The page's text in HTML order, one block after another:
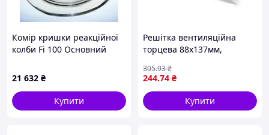
Комір кришки реакційної
колби Fi 100 Основний
-19/26,14/23 Розмір 142
21 632 ₴
Купити
Решітка вентиляційна
торцева 88х137мм,
фланець 55х110мм Air 61-
275-2
244.74 ₴
305.93₴
Купити